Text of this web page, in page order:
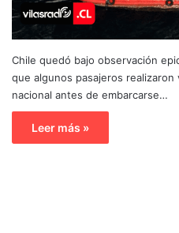
Chile quedó bajo observación
que algunos pasajeros
nacional antes de embarcarse…
Leer más »